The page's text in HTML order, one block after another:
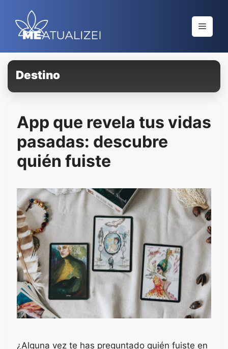
contenido
Menú
Destino
App que revela tus vidas
pasadas: descubre
quién fuiste
¿Alguna vez te has preguntado quién fuiste en